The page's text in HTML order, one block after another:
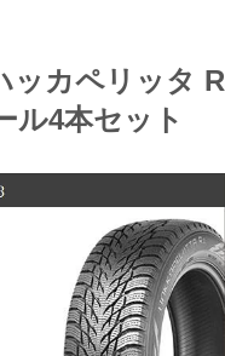
カペリッタ
ル4本セット